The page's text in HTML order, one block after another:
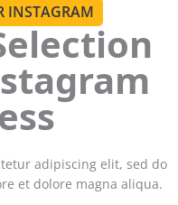
INSTAGRAM
adipiscing elit, sed do
et dolore magna aliqua.